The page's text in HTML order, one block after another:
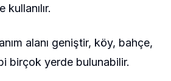
alanı geniştir, köy, bahçe,
birçok yerde bulunabilir.